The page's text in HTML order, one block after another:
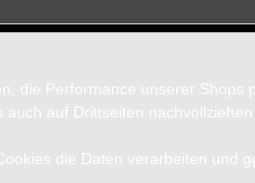
die Performance unserer Shops
auf Drittseiten nachvollziehen
die Daten verarbeiten und